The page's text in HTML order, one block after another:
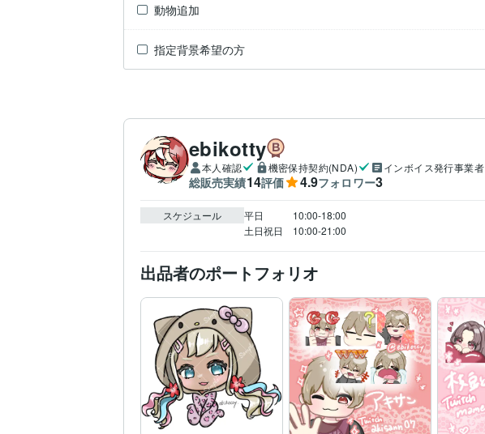
動物追加
指定背景希望の方
ebikotty
本人確認 機密保持契約(NDA) インボイス発行事業者
総販売実績14評価 4.9フォロワー3
スケジュール
平日　　　10:00-18:00
土日祝日　10:00-21:00
出品者のポートフォリオ